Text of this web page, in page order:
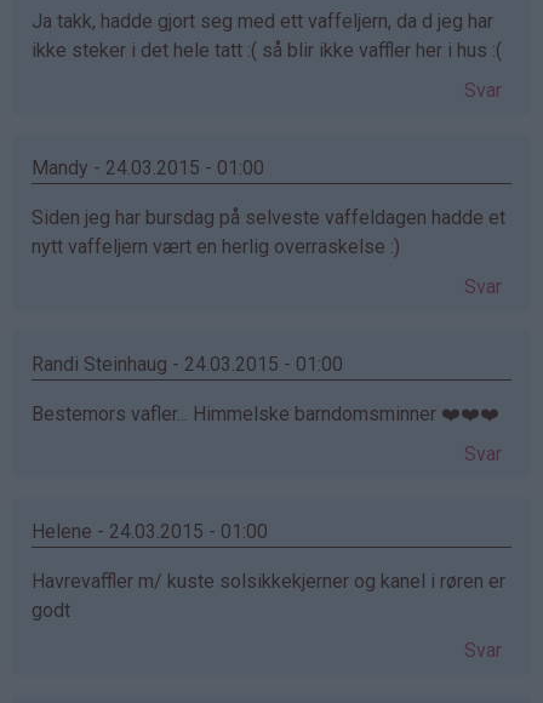
Ja takk, hadde gjort seg med ett vaffeljern, da d jeg har
ikke steker i det hele tatt :( så blir ikke vaffler her i hus :(
Svar
Mandy - 24.03.2015 - 01:00
Siden jeg har bursdag på selveste vaffeldagen hadde et
nytt vaffeljern vært en herlig overraskelse :)
Svar
Randi Steinhaug - 24.03.2015 - 01:00
Bestemors vafler... Himmelske barndomsminner ❤️❤️❤️
Svar
Helene - 24.03.2015 - 01:00
Havrevaffler m/ kuste solsikkekjerner og kanel i røren er
godt
Svar